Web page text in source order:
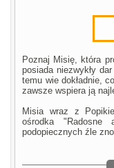
Poznaj Misię, która
posiada niezwykły
temu wie dokładnie,
zawsze wspiera ją
Misia wraz z
ośrodka "Radosne
podopiecznych źle